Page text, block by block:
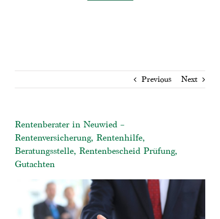
Previous Next
Rentenberater in Neuwied –
Rentenversicherung, Rentenhilfe,
Beratungsstelle, Rentenbescheid Prüfung,
Gutachten